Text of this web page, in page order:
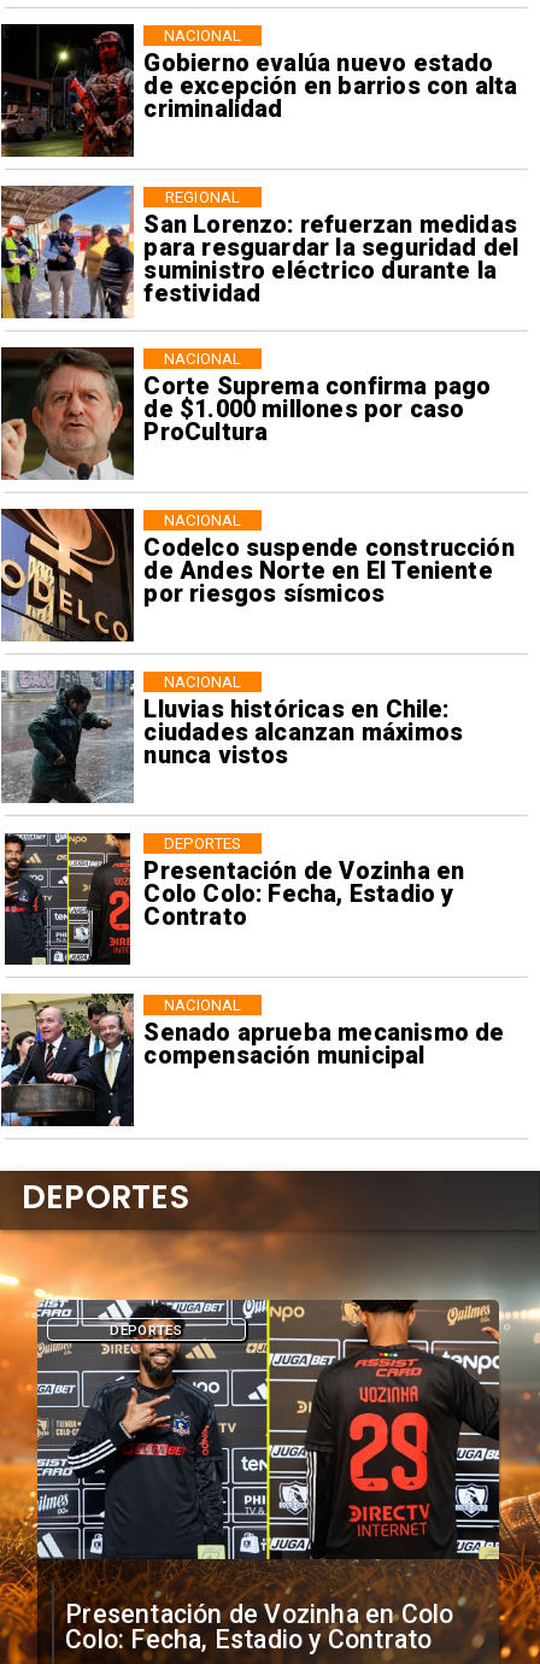
Gobierno evalúa nuevo estado
de excepción en barrios con alta
criminalidad
NACIONAL
San Lorenzo: refuerzan medidas
para resguardar la seguridad del
suministro eléctrico durante la
festividad
REGIONAL
Corte Suprema confirma pago
de $1.000 millones por caso
ProCultura
NACIONAL
Codelco suspende construcción
de Andes Norte en El Teniente
por riesgos sísmicos
NACIONAL
Lluvias históricas en Chile:
ciudades alcanzan máximos
nunca vistos
NACIONAL
Presentación de Vozinha en
Colo Colo: Fecha, Estadio y
Contrato
DEPORTES
Senado aprueba mecanismo de
compensación municipal
NACIONAL
Presentación de Vozinha en Colo
Colo: Fecha, Estadio y Contrato
DEPORTES
DEPORTES